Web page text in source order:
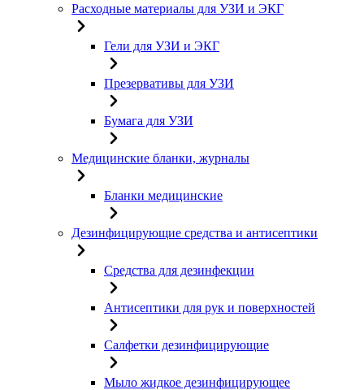
Расходные материалы для УЗИ и ЭКГ
Гели для УЗИ и ЭКГ
Презервативы для УЗИ
Бумага для УЗИ
Медицинские бланки, журналы
Бланки медицинские
Дезинфицирующие средства и антисептики
Средства для дезинфекции
Антисептики для рук и поверхностей
Салфетки дезинфицирующие
Мыло жидкое дезинфицирующее